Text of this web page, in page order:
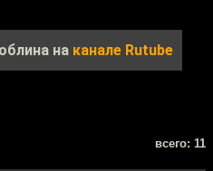
на канале Rutube
всего: 11